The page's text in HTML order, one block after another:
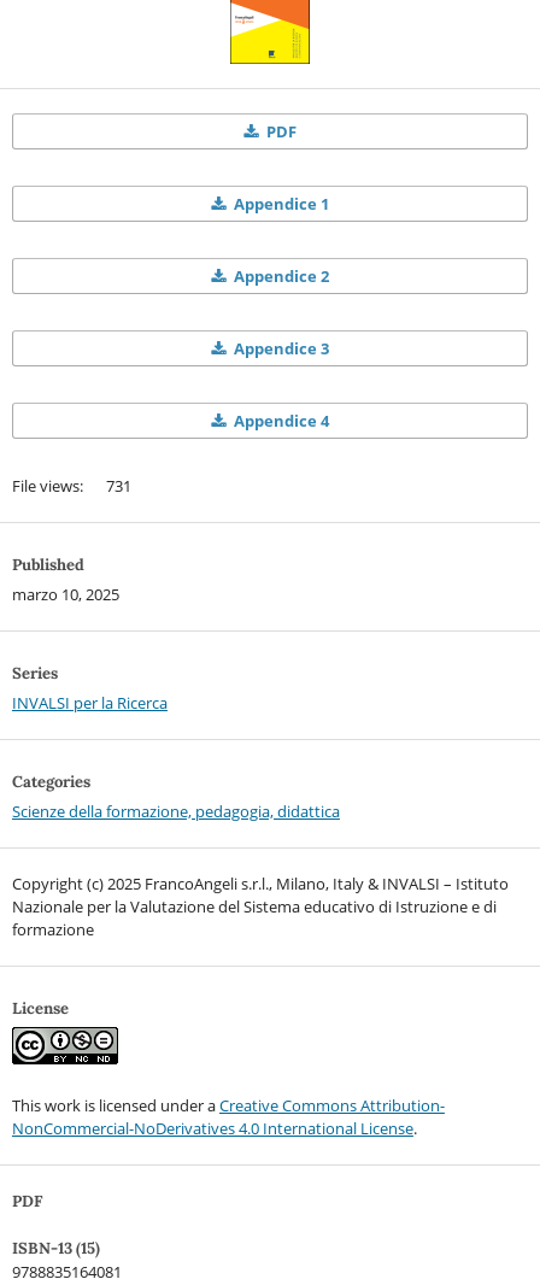
PDF
Appendice 1
Appendice 2
Appendice 3
Appendice 4
File views: 731
Published
marzo 10, 2025
Series
INVALSI per la Ricerca
Categories
Scienze della formazione, pedagogia, didattica
Copyright (c) 2025 FrancoAngeli s.r.l., Milano, Italy & INVALSI – Istituto
Nazionale per la Valutazione del Sistema educativo di Istruzione e di
formazione
License
This work is licensed under aCreative Commons Attribution-
NonCommercial-NoDerivatives 4.0 International License.
PDF
ISBN-13 (15)
9788835164081